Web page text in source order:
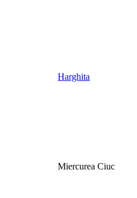
Harghita
Miercurea Ciuc